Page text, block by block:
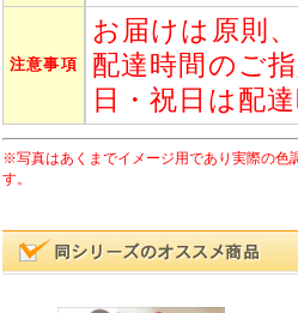
注意事項
お届けは原則
配達時間のご
日・祝日は配
※写真はあくまでイメージ用であり実際の色
す。